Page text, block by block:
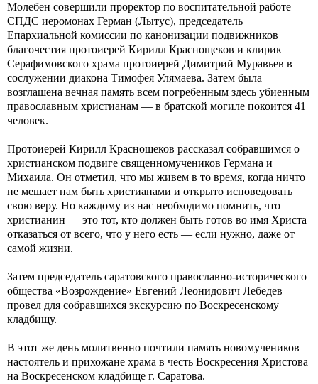
Молебен совершили проректор по воспитательной работе
СПДС иеромонах Герман (Лытус), председатель
Епархиальной комиссии по канонизации подвижников
благочестия протоиерей Кирилл Краснощеков и клирик
Серафимовского храма протоиерей Димитрий Муравьев в
сослужении диакона Тимофея Улямаева. Затем была
возглашена вечная память всем погребенным здесь убиенным
православным христианам — в братской могиле покоится 41
человек.
Протоиерей Кирилл Краснощеков рассказал собравшимся о
христианском подвиге священномучеников Германа и
Михаила. Он отметил, что мы живем в то время, когда ничто
не мешает нам быть христианами и открыто исповедовать
свою веру. Но каждому из нас необходимо помнить, что
христианин — это тот, кто должен быть готов во имя Христа
отказаться от всего, что у него есть — если нужно, даже от
самой жизни.
Затем председатель саратовского православно-исторического
общества «Возрождение» Евгений Леонидович Лебедев
провел для собравшихся экскурсию по Воскресенскому
кладбищу.
В этот же день молитвенно почтили память новомучеников
настоятель и прихожане храма в честь Воскресения Христова
на Воскресенском кладбище г. Саратова.